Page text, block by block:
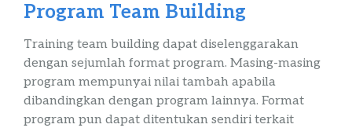
Program Team Building
Training team building dapat diselenggarakan
dengan sejumlah format program. Masing-masing
program mempunyai nilai tambah apabila
dibandingkan dengan program lainnya. Format
program pun dapat ditentukan sendiri terkait